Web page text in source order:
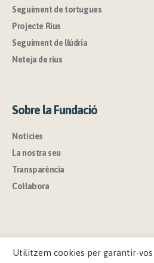
Seguiment de tortugues
Projecte Rius
Seguiment de llúdria
Neteja de rius
Sobre la Fundació
Notícies
La nostra seu
Transparència
Col·labora
Utilitzem cookies per garantir-